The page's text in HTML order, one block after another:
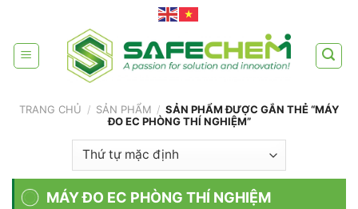
content
TRANG CHỦ / SẢN PHẨM / SẢN PHẨM ĐƯỢC GẮN THẺ “MÁY
ĐO EC PHÒNG THÍ NGHIỆM”
MÁY ĐO EC PHÒNG THÍ NGHIỆM